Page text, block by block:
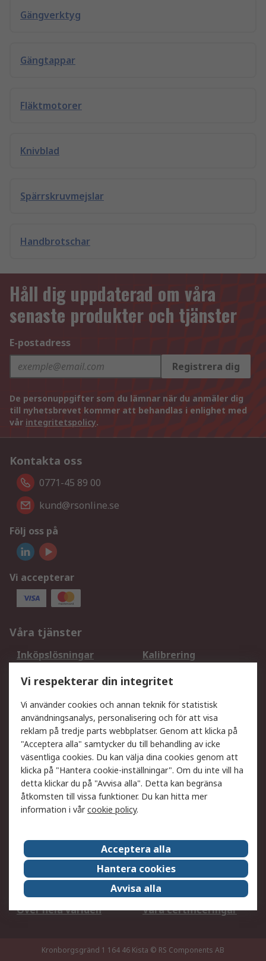
Gängverktyg
Gängtappar
Fläktmotorer
Knivblad
Spärrskruvmejslar
Handbrotschar
Håll dig uppdaterad om våra
senaste produkter och tjänster
E-postadress
Registrera dig
De personuppgifter som du lämnar när du anmäler dig
till nyhetsbrevet kommer att behandlas i enlighet med
vår integritetspolicy.
Kontakta oss
0771-45 89 00
kund@rsonline.se
Följ oss på
Vi accepterar
Våra tjänster
Inköpslösningar
Kalibrering
DesignSpark
Teknisk Support
Ditt lokala säljteam
Exportlösningar
Support
Få hjälp
Retur av varor
Leverans
Spåra din order
Begär en fakturakopi
Fördelar med RS-konto
Betalningsalternativ
Om RS
Om RS
Försäljningsvillkor
Det juridiska
Press Centre
Jobba hos RS
ESG
Över hela världen
Våra certificeringar
Kronborgsgränd 1 164 46 Kista © RS Components AB
Vi respekterar din integritet
Vi använder cookies och annan teknik för statistisk
användningsanalys, personalisering och för att visa
reklam på tredje parts webbplatser. Genom att klicka på
"Acceptera alla" samtycker du till behandling av icke
väsentliga cookies. Du kan välja dina cookies genom att
klicka på "Hantera cookie-inställningar". Om du inte vill ha
detta klickar du på "Avvisa alla". Detta kan begränsa
åtkomsten till vissa funktioner. Du kan hitta mer
information i vårcookie policy.
Acceptera alla
Hantera cookies
Avvisa alla